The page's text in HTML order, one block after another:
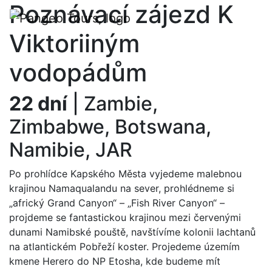
Poznávací zájezd K
Viktoriiným
vodopádům
22 dní| Zambie,
Zimbabwe, Botswana,
Namibie, JAR
Po prohlídce Kapského Města vyjedeme malebnou
krajinou Namaqualandu na sever, prohlédneme si
„africký Grand Canyon“ – „Fish River Canyon“ –
projdeme se fantastickou krajinou mezi červenými
dunami Namibské pouště, navštívíme kolonii lachtanů
na atlantickém Pobřeží koster. Projedeme územím
kmene Herero do NP Etosha, kde budeme mít